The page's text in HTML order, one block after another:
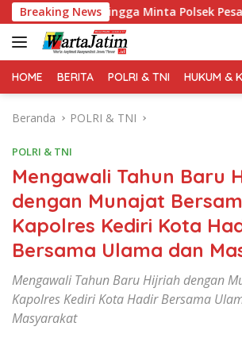
Langsung
ke
konten
Breaking News
Minta Polsek Pesantren Lebih Sering
HOME BERITA POLRI & TNI HUKUM &
Beranda POLRI & TNI
POLRI & TNI
Mengawali Tahun Baru
dengan Munajat
Kapolres Kediri Kota
Bersama Ulama dan
Mengawali Tahun Baru Hijriah dengan
Kapolres Kediri Kota Hadir Bersama
Masyarakat